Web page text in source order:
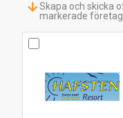
Skapa och skicka
markerade